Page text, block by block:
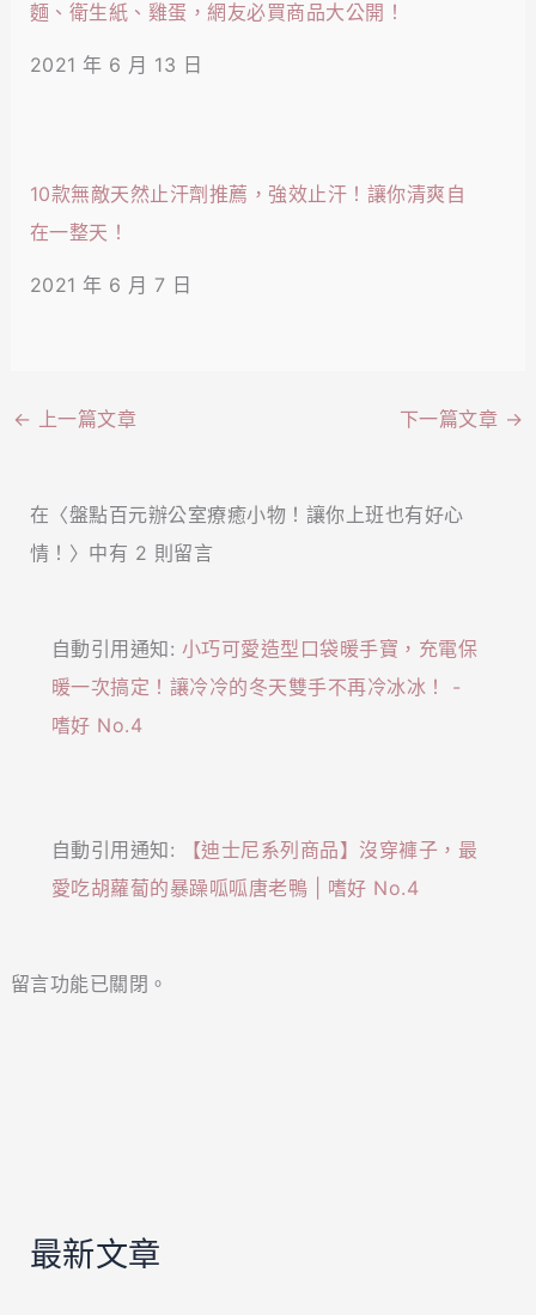
麵、衛生紙、雞蛋，網友必買商品大公開！
2021 年 6 月 13 日
10款無敵天然止汗劑推薦，強效止汗！讓你清爽自
在一整天！
2021 年 6 月 7 日
← 上一篇文章 下一篇文章 →
在〈盤點百元辦公室療癒小物！讓你上班也有好心
情！〉中有 2 則留言
自動引用通知: 小巧可愛造型口袋暖手寶，充電保
暖一次搞定！讓冷冷的冬天雙手不再冷冰冰！ -
嗜好 No.4
自動引用通知:
【迪士尼系列商品】沒穿褲子，最
愛吃胡蘿蔔的暴躁呱呱唐老鴨 | 嗜好 No.4
留言功能已關閉。
最新文章